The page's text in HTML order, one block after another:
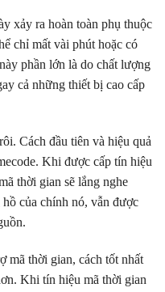
xảy ra hoàn toàn phụ thuộc
chỉ mất vài phút hoặc có
phần lớn là do chất lượng
cả những thiết bị cao cấp
Cách đầu tiên và hiệu quả
Khi được cấp tín hiệu
thời gian sẽ lắng nghe
của chính nó, vẫn được
mã thời gian, cách tốt nhất
Khi tín hiệu mã thời gian